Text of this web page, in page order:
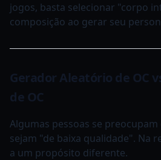
jogos, basta selecionar "corpo
composição ao gerar seu
Gerador Aleatório de OC
de OC
Algumas pessoas se
sejam "de baixa qualidade". Na
a um propósito diferente.